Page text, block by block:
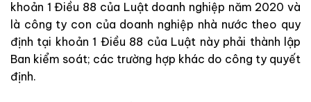
khoản 1 Điều 88 của Luật doanh nghiệp năm 2020 và
là công ty con của doanh nghiệp nhà nước theo quy
định tại khoản 1 Điều 88 của Luật này phải thành lập
Ban kiểm soát; các trường hợp khác do công ty quyết
định.